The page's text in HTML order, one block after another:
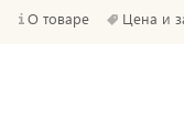
О товаре Цена и